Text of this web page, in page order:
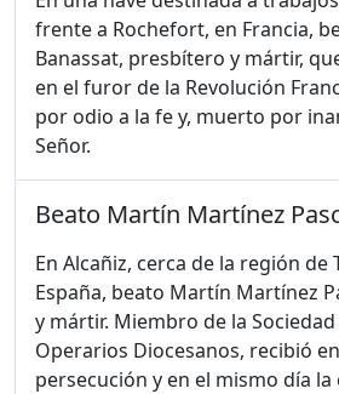
frente a Rochefort, en Francia,
Banassat, presbítero y mártir,
en el furor de la Revolución
por odio a la fe y, muerto por
Señor.
Beato Martín Martínez
En Alcañiz, cerca de la región de
España, beato Martín Martínez
y mártir. Miembro de la
Operarios Diocesanos, recibió
persecución y en el mismo día la